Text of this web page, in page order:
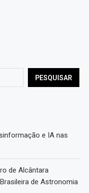
PESQUISAR
e IA nas
de Alcântara
de Astronomia